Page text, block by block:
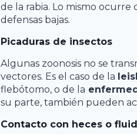
de la rabia. Lo mismo ocurre
defensas bajas.
Picaduras de insectos
Algunas zoonosis no se
vectores. Es el caso de la
flebótomo, o de la
su parte, también pueden
Contacto con heces o